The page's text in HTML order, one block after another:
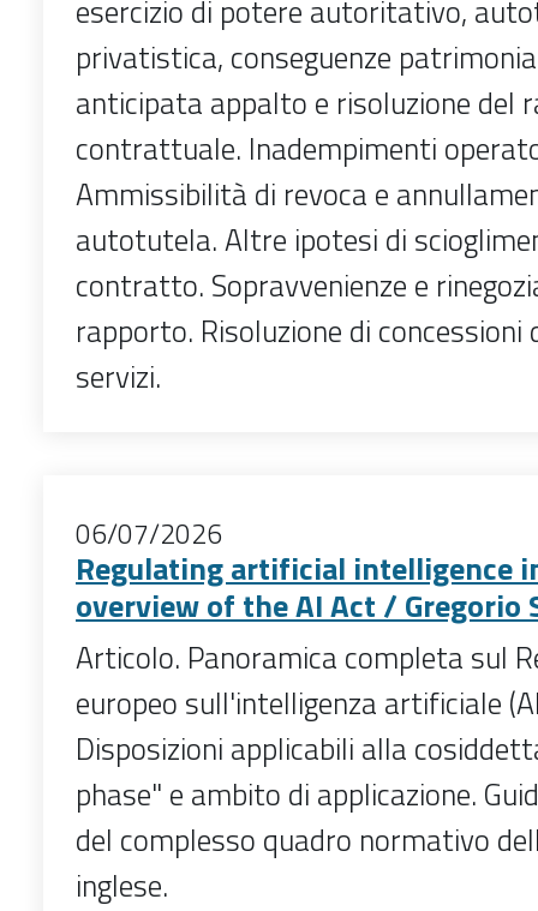
esercizio di potere autoritativo,
privatistica, conseguenze
anticipata appalto e risoluzione del
contrattuale. Inadempimenti
Ammissibilità di revoca e
autotutela. Altre ipotesi di
contratto. Sopravvenienze e
rapporto. Risoluzione di concessioni
servizi.
06/07/2026
Regulating artificial intelligence
overview of the AI Act / Gregorio
Articolo. Panoramica completa sul
europeo sull'intelligenza artificiale
Disposizioni applicabili alla
phase" e ambito di applicazione.
del complesso quadro normativo
inglese.